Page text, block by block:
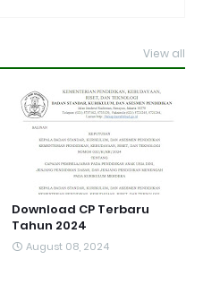
View all
Download CP Terbaru
Tahun 2024
August 08, 2024